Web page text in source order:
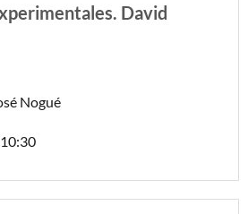
David
Nogué
10:30